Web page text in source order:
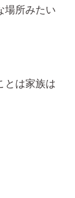
場所みたい
とは家族は